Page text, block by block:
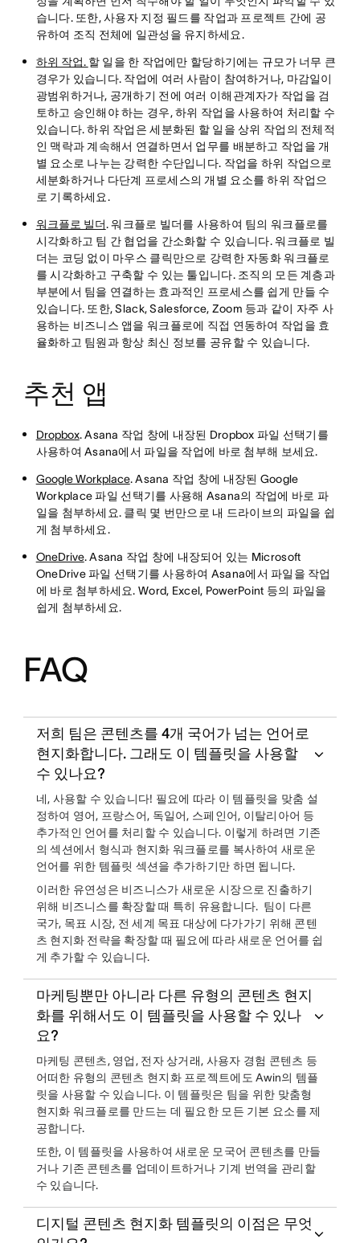
습니다. 또한, 사용자 지정 필드를 작업과 프로젝트 간에 공
유하여 조직 전체에 일관성을 유지하세요.
하위 작업. 할 일을 한 작업에만 할당하기에는 규모가 너무 큰
경우가 있습니다. 작업에 여러 사람이 참여하거나, 마감일이
광범위하거나, 공개하기 전에 여러 이해관계자가 작업을 검
토하고 승인해야 하는 경우, 하위 작업을 사용하여 처리할 수
있습니다. 하위 작업은 세분화된 할 일을 상위 작업의 전체적
인 맥락과 계속해서 연결하면서 업무를 배분하고 작업을 개
별 요소로 나누는 강력한 수단입니다. 작업을 하위 작업으로
세분화하거나 다단계 프로세스의 개별 요소를 하위 작업으
로 기록하세요.
워크플로 빌더. 워크플로 빌더를 사용하여 팀의 워크플로를
시각화하고 팀 간 협업을 간소화할 수 있습니다. 워크플로 빌
더는 코딩 없이 마우스 클릭만으로 강력한 자동화 워크플로
를 시각화하고 구축할 수 있는 툴입니다. 조직의 모든 계층과
부분에서 팀을 연결하는 효과적인 프로세스를 쉽게 만들 수
있습니다. 또한, Slack, Salesforce, Zoom 등과 같이 자주 사
용하는 비즈니스 앱을 워크플로에 직접 연동하여 작업을 효
율화하고 팀원과 항상 최신 정보를 공유할 수 있습니다.
추천 앱
Dropbox. Asana 작업 창에 내장된 Dropbox 파일 선택기를
사용하여 Asana에서 파일을 작업에 바로 첨부해 보세요.
Google Workplace. Asana 작업 창에 내장된 Google
Workplace 파일 선택기를 사용해 Asana의 작업에 바로 파
일을 첨부하세요. 클릭 몇 번만으로 내 드라이브의 파일을 쉽
게 첨부하세요.
OneDrive. Asana 작업 창에 내장되어 있는 Microsoft
OneDrive 파일 선택기를 사용하여 Asana에서 파일을 작업
에 바로 첨부하세요. Word, Excel, PowerPoint 등의 파일을
쉽게 첨부하세요.
FAQ
저희 팀은 콘텐츠를 4개 국어가 넘는 언어로
현지화합니다. 그래도 이 템플릿을 사용할
수 있나요?
네, 사용할 수 있습니다! 필요에 따라 이 템플릿을 맞춤 설
정하여 영어, 프랑스어, 독일어, 스페인어, 이탈리아어 등
추가적인 언어를 처리할 수 있습니다. 이렇게 하려면 기존
의 섹션에서 형식과 현지화 워크플로를 복사하여 새로운
언어를 위한 템플릿 섹션을 추가하기만 하면 됩니다.
이러한 유연성은 비즈니스가 새로운 시장으로 진출하기
위해 비즈니스를 확장할 때 특히 유용합니다. 팀이 다른
국가, 목표 시장, 전 세계 목표 대상에 다가가기 위해 콘텐
츠 현지화 전략을 확장할 때 필요에 따라 새로운 언어를 쉽
게 추가할 수 있습니다.
마케팅뿐만 아니라 다른 유형의 콘텐츠 현지
화를 위해서도 이 템플릿을 사용할 수 있나
요?
마케팅 콘텐츠, 영업, 전자 상거래, 사용자 경험 콘텐츠 등
어떠한 유형의 콘텐츠 현지화 프로젝트에도 Awin의 템플
릿을 사용할 수 있습니다. 이 템플릿은 팀을 위한 맞춤형
현지화 워크플로를 만드는 데 필요한 모든 기본 요소를 제
공합니다.
또한, 이 템플릿을 사용하여 새로운 모국어 콘텐츠를 만들
거나 기존 콘텐츠를 업데이트하거나 기계 번역을 관리할
수 있습니다.
디지털 콘텐츠 현지화 템플릿의 이점은 무엇